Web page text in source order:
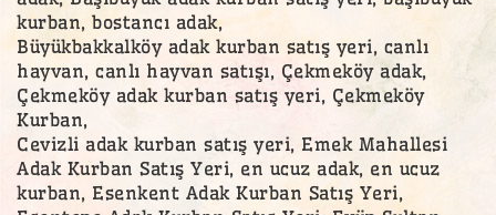
kurban, bostancı adak,
Büyükbakkalköy adak kurban satış yeri, canlı
hayvan, canlı hayvan satışı, Çekmeköy adak,
Çekmeköy adak kurban satış yeri, Çekmeköy
Kurban,
Cevizli adak kurban satış yeri, Emek Mahallesi
Adak Kurban Satış Yeri, en ucuz adak, en ucuz
kurban, Esenkent Adak Kurban Satış Yeri,